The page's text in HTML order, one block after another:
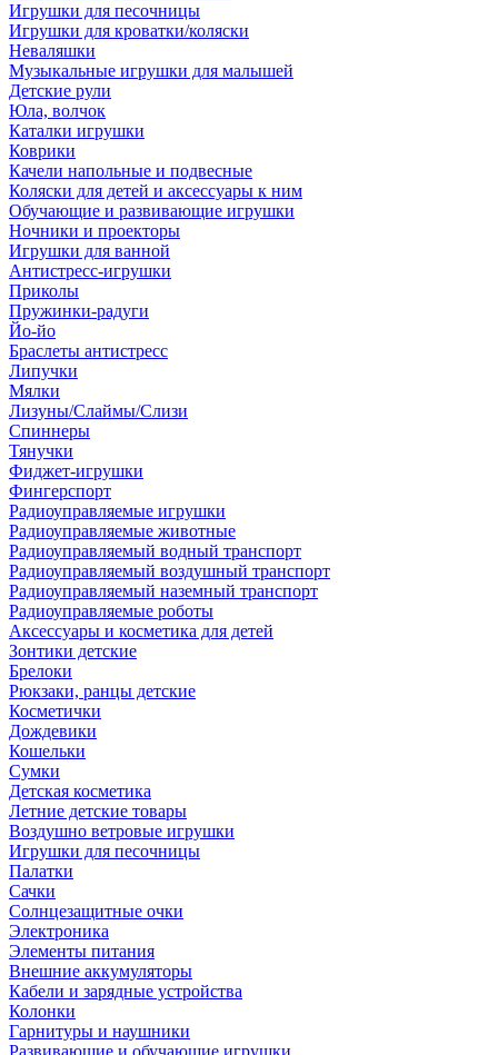
Игрушки для песочницы
Игрушки для кроватки/коляски
Неваляшки
Музыкальные игрушки для малышей
Детские рули
Юла, волчок
Каталки игрушки
Коврики
Качели напольные и подвесные
Коляски для детей и аксессуары к ним
Обучающие и развивающие игрушки
Ночники и проекторы
Игрушки для ванной
Антистресс-игрушки
Приколы
Пружинки-радуги
Йо-йо
Браслеты антистресс
Липучки
Мялки
Лизуны/Слаймы/Слизи
Спиннеры
Тянучки
Фиджет-игрушки
Фингерспорт
Радиоуправляемые игрушки
Радиоуправляемые животные
Радиоуправляемый водный транспорт
Радиоуправляемый воздушный транспорт
Радиоуправляемый наземный транспорт
Радиоуправляемые роботы
Аксессуары и косметика для детей
Зонтики детские
Брелоки
Рюкзаки, ранцы детские
Косметички
Дождевики
Кошельки
Сумки
Детская косметика
Летние детские товары
Воздушно ветровые игрушки
Игрушки для песочницы
Палатки
Сачки
Солнцезащитные очки
Электроника
Элементы питания
Внешние аккумуляторы
Кабели и зарядные устройства
Колонки
Гарнитуры и наушники
Развивающие и обучающие игрушки